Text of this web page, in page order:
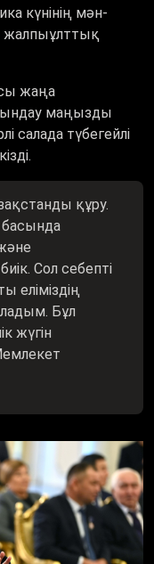
жаңа
маңызды
түбегейлі
құру.
басында
Сол себепті
еліміздің
Бұл
жүгін